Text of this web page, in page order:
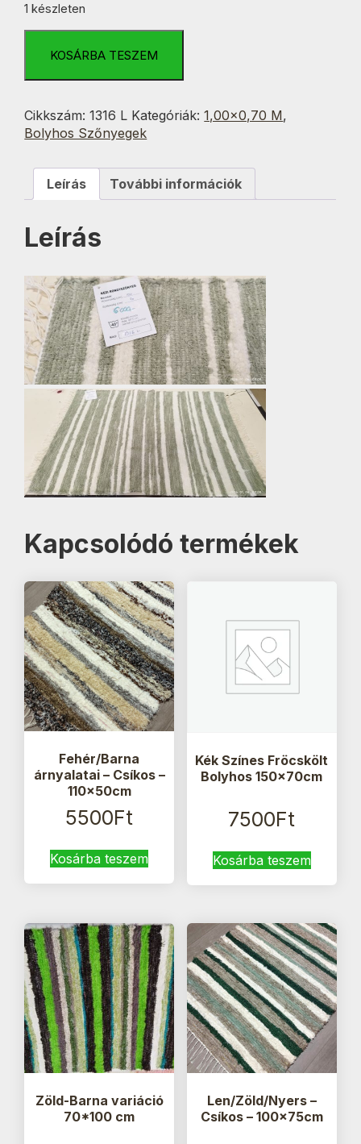
1 készleten
Pasztell
Fröcskölt
70x100
cm
KOSÁRBA TESZEM
Cikkszám:1316 L Kategóriák:1,00×0,70 M,
Bolyhos Szőnyegek
Leírás További információk
Leírás
Kapcsolódó termékek
Fehér/Barna
árnyalatai – Csíkos –
110x50cm
5500Ft
Kosárba teszem
Kék Színes Fröcskölt
Bolyhos 150x70cm
7500Ft
Kosárba teszem
Zöld-Barna variáció
70*100 cm
Len/Zöld/Nyers –
Csíkos – 100x75cm